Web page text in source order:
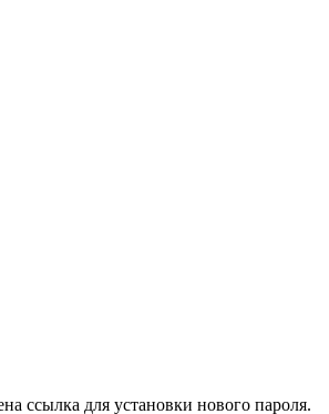
ссылка для установки нового пароля.